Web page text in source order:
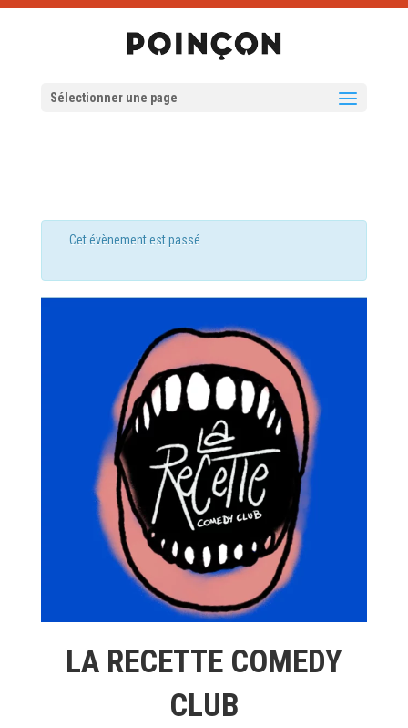
Sélectionner une page
Cet évènement est passé
LA RECETTE COMEDY
CLUB